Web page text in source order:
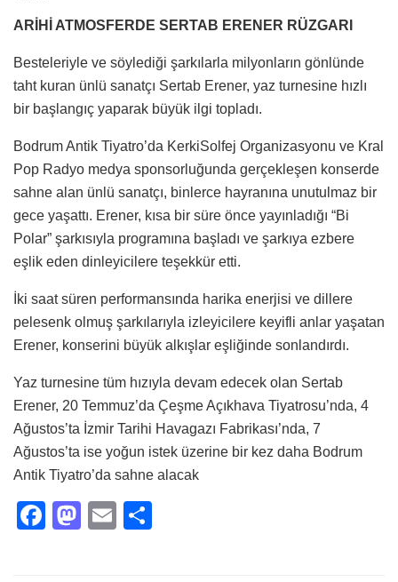
ARİHİ ATMOSFERDE SERTAB ERENER RÜZGARI
Besteleriyle ve söylediği şarkılarla milyonların gönlünde
taht kuran ünlü sanatçı Sertab Erener, yaz turnesine hızlı
bir başlangıç yaparak büyük ilgi topladı.
Bodrum Antik Tiyatro’da KerkiSolfej Organizasyonu ve Kral
Pop Radyo medya sponsorluğunda gerçekleşen konserde
sahne alan ünlü sanatçı, binlerce hayranına unutulmaz bir
gece yaşattı. Erener, kısa bir süre önce yayınladığı “Bi
Polar” şarkısıyla programına başladı ve şarkıya ezbere
eşlik eden dinleyicilere teşekkür etti.
İki saat süren performansında harika enerjisi ve dillere
pelesenk olmuş şarkılarıyla izleyicilere keyifli anlar yaşatan
Erener, konserini büyük alkışlar eşliğinde sonlandırdı.
Yaz turnesine tüm hızıyla devam edecek olan Sertab
Erener, 20 Temmuz’da Çeşme Açıkhava Tiyatrosu’nda, 4
Ağustos’ta İzmir Tarihi Havagazı Fabrikası’nda, 7
Ağustos’ta ise yoğun istek üzerine bir kez daha Bodrum
Antik Tiyatro’da sahne alacak
F
M E